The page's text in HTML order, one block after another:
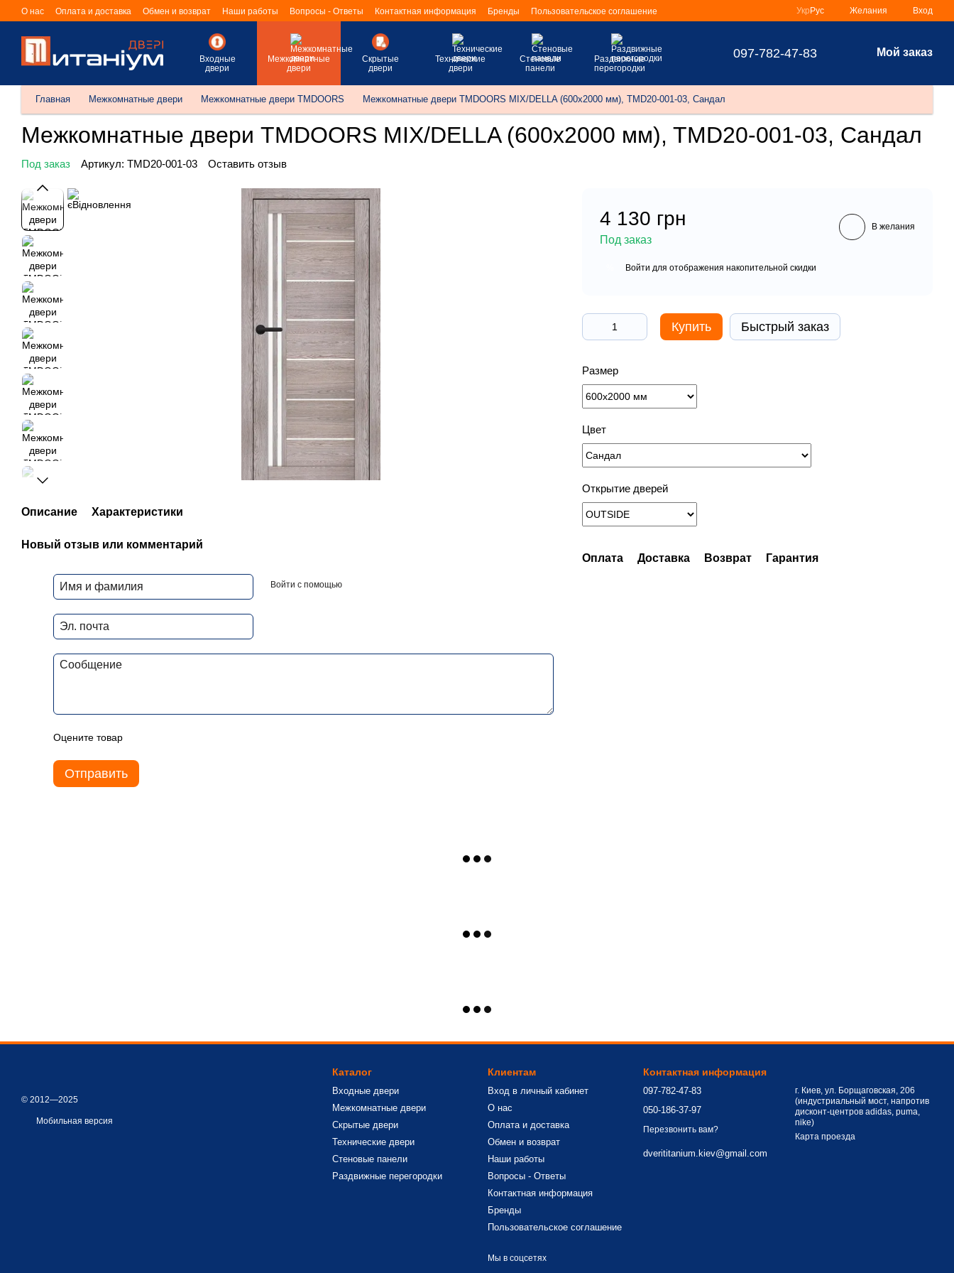
Перейти к основному контенту
О нас Оплата и доставка Обмен и возврат Наши работы Вопросы - Ответы Контактная информация Бренды Пользовательское соглашение Укр Рус Желания Вход
Входные
двери
Межкомнатные
двери
Скрытые
двери
Технические
двери
Стеновые
панели
Раздвижные
перегородки
097-782-47-83 Мой заказ
Главная Межкомнатные двери Межкомнатные двери TMDOORS Межкомнатные двери TMDOORS MIX/DELLA (600х2000 мм), TMD20-001-03, Сандал
Межкомнатные двери TMDOORS MIX/DELLA (600х2000 мм), TMD20-001-03, Сандал
Под заказ Артикул: TMD20-001-03 Оставить отзыв
Описание Характеристики
Новый отзыв или комментарий
Войти с помощью
Оцените товар
Отправить
4 130 грн
Под заказ
В желания
Войти для отображения накопительной скидки
Купить Быстрый заказ
Размер
Цвет
Открытие дверей
Оплата Доставка Возврат Гарантия
© 2012—2025
Мобильная версия
Каталог
Входные двери
Межкомнатные двери
Скрытые двери
Технические двери
Стеновые панели
Раздвижные перегородки
Клиентам
Вход в личный кабинет
О нас
Оплата и доставка
Обмен и возврат
Наши работы
Вопросы - Ответы
Контактная информация
Бренды
Пользовательское соглашение
Мы в соцсетях
Контактная информация
097-782-47-83
050-186-37-97
Перезвонить вам?
dverititanium.kiev@gmail.com
г. Киев, ул. Борщаговская, 206
(индустриальный мост, напротив
дисконт-центров adidas, puma,
nike)
Карта проезда